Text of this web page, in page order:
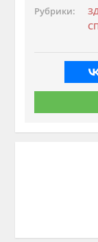
Рубрики: